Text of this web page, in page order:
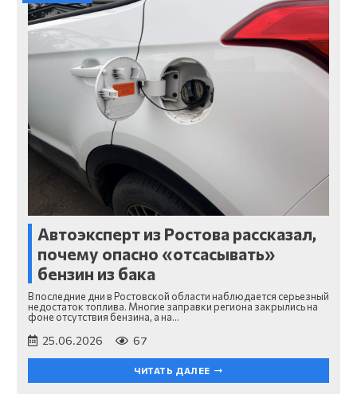
Автоэксперт из Ростова рассказал,
почему опасно «отсасывать»
бензин из бака
В последние дни в Ростовской области наблюдается серьезный
недостаток топлива. Многие заправки региона закрылись на
фоне отсутствия бензина, а на…
25.06.2026 67
ЧИТАТЬ ДАЛЕЕ